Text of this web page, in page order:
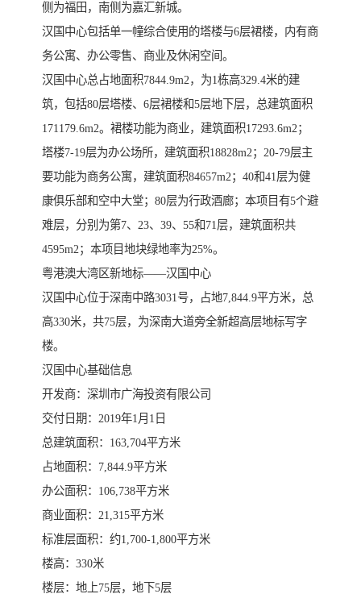
侧为福田，南侧为嘉汇新城。
汉国中心包括单一幢综合使用的塔楼与6层裙楼，内有商
务公寓、办公零售、商业及休闲空间。
汉国中心总占地面积7844.9m2，为1栋高329.4米的建
筑，包括80层塔楼、6层裙楼和5层地下层，总建筑面积
171179.6m2。裙楼功能为商业，建筑面积17293.6m2；
塔楼7-19层为办公场所，建筑面积18828m2；20-79层主
要功能为商务公寓，建筑面积84657m2；40和41层为健
康俱乐部和空中大堂；80层为行政酒廊；本项目有5个避
难层，分别为第7、23、39、55和71层，建筑面积共
4595m2；本项目地块绿地率为25%。
粤港澳大湾区新地标——汉国中心
汉国中心位于深南中路3031号，占地7,844.9平方米，总
高330米，共75层，为深南大道旁全新超高层地标写字
楼。
汉国中心基础信息
开发商：深圳市广海投资有限公司
交付日期：2019年1月1日
总建筑面积：163,704平方米
占地面积：7,844.9平方米
办公面积：106,738平方米
商业面积：21,315平方米
标准层面积：约1,700-1,800平方米
楼高：330米
楼层：地上75层，地下5层